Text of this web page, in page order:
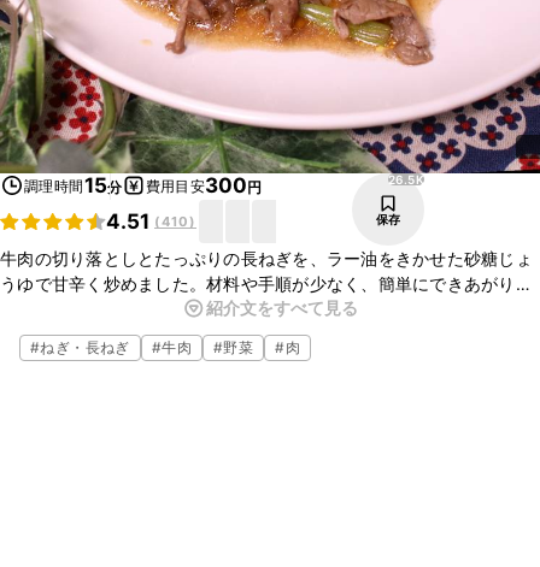
調理時間15分 費用目安300円
4.51 (410)
26.5K
保存
牛肉の切り落としとたっぷりの長ねぎを、ラー油をきかせた砂糖じょ
うゆで甘辛く炒めました。材料や手順が少なく、簡単にできあがりま
すよ。牛肉の旨みがしみたネギがこれまた美味しいんです！ぜひぜひ
作ってみてくださいね。
紹介文をすべて見る
#ねぎ・長ねぎ #牛肉 #野菜 #肉